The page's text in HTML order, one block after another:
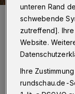
Es gibt viele Areale,
as
unteren Rand
schwebende
zutreffend].
Website.
Ihre
rundschau.de-